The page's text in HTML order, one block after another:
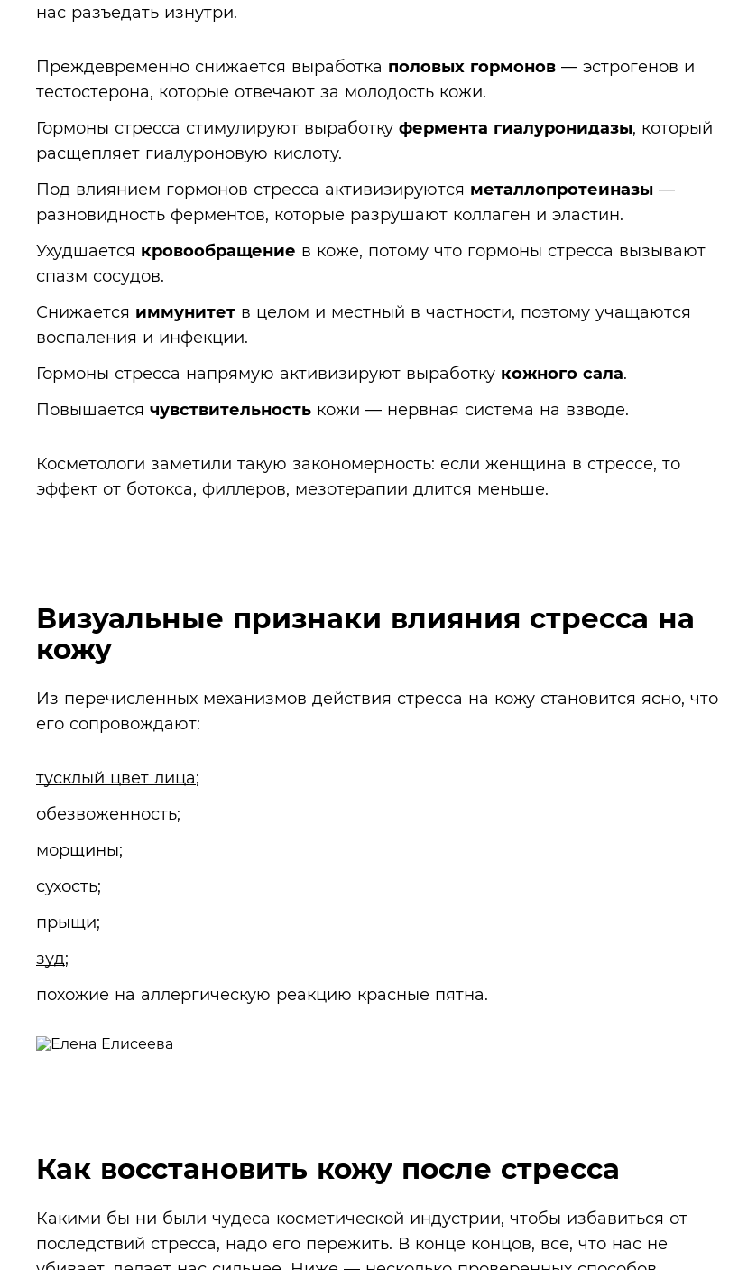
нас разъедать изнутри.
Преждевременно снижается выработка половых гормонов — эстрогенов и
тестостерона, которые отвечают за молодость кожи.
Гормоны стресса стимулируют выработку фермента гиалуронидазы, который
расщепляет гиалуроновую кислоту.
Под влиянием гормонов стресса активизируются металлопротеиназы —
разновидность ферментов, которые разрушают коллаген и эластин.
Ухудшается кровообращение в коже, потому что гормоны стресса вызывают
спазм сосудов.
Снижается иммунитет в целом и местный в частности, поэтому учащаются
воспаления и инфекции.
Гормоны стресса напрямую активизируют выработку кожного сала.
Повышается чувствительность кожи — нервная система на взводе.
Косметологи заметили такую закономерность: если женщина в стрессе, то
эффект от ботокса, филлеров, мезотерапии длится меньше.
Визуальные признаки влияния стресса на
кожу
Из перечисленных механизмов действия стресса на кожу становится ясно, что
его сопровождают:
тусклый цвет лица;
обезвоженность;
морщины;
сухость;
прыщи;
зуд;
похожие на аллергическую реакцию красные пятна.
Как восстановить кожу после стресса
Какими бы ни были чудеса косметической индустрии, чтобы избавиться от
последствий стресса, надо его пережить. В конце концов, все, что нас не